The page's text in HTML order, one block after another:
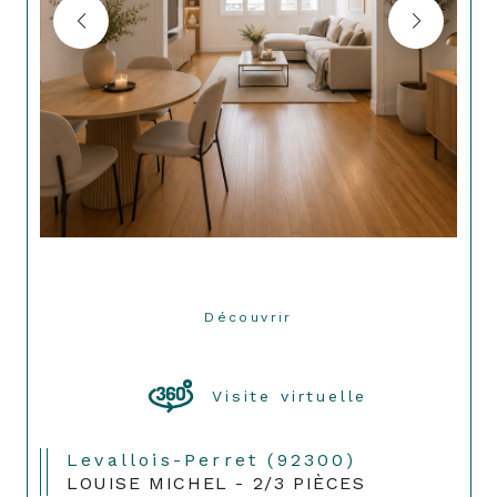
Découvrir
Visite virtuelle
Levallois-Perret (92300)
LOUISE MICHEL - 2/3 PIÈCES